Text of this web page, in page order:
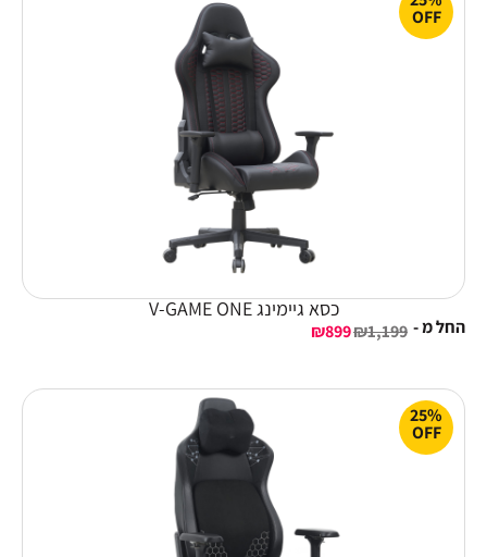
OFF
כסא גיימינג V-GAME ONE
החל מ - ₪1,199
₪899
25%
OFF